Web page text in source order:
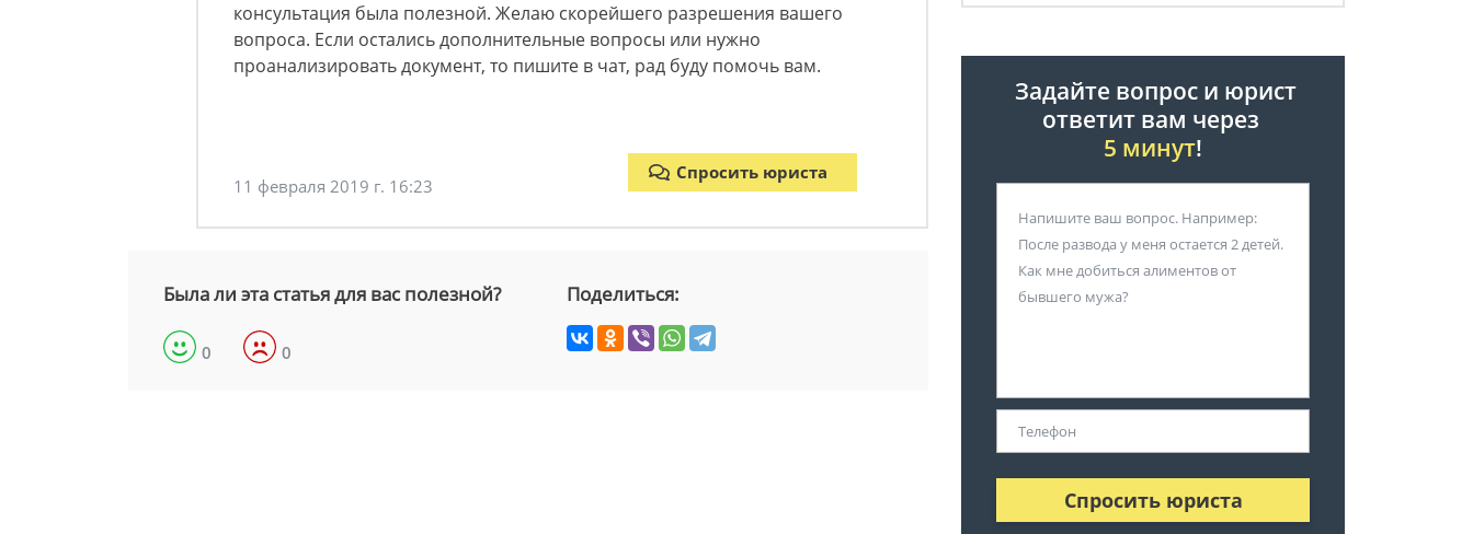
консультация была полезной. Желаю скорейшего разрешения вашего
вопроса. Если остались дополнительные вопросы или нужно
проанализировать документ, то пишите в чат, рад буду помочь вам.
11 февраля 2019 г. 16:23
Спросить юриста
Была ли эта статья для вас полезной?
0 0
Поделиться:
Задайте вопрос и юрист
ответит вам через
5 минут!
Спросить юриста